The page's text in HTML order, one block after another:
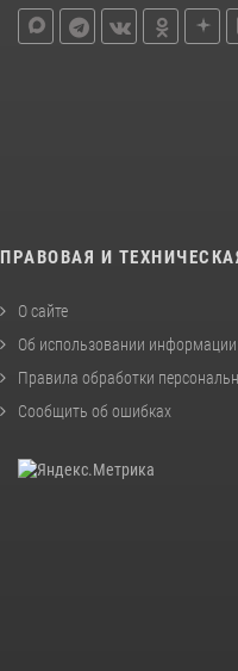
ПРАВОВАЯ И
О сайте
Об использовании информации
Правила обработки
Сообщить об ошибках